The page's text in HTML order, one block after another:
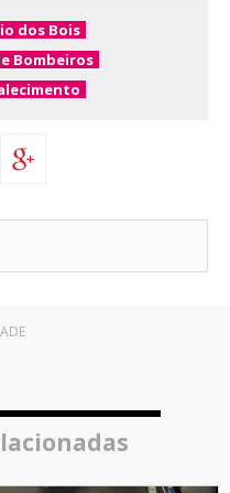
dos Bois
Bombeiros